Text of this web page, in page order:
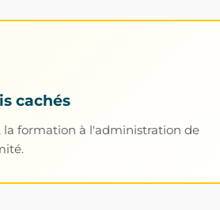
cachés
la formation à l'administration de